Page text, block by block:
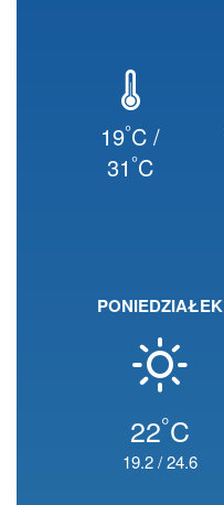
19°C /
31°C
PONIEDZIAŁEK
22°C
19.2/24.6